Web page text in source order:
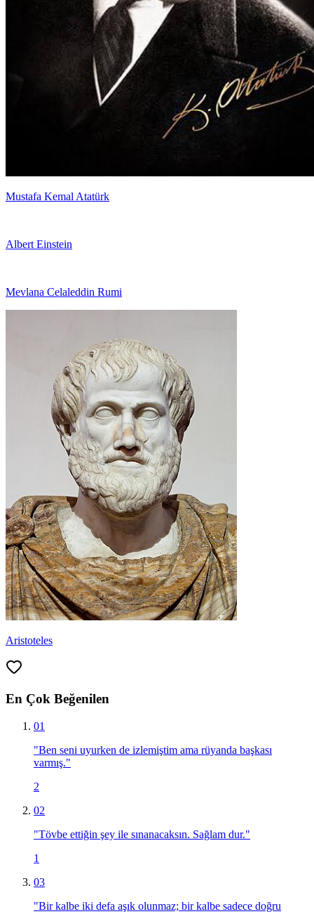
Mustafa Kemal Atatürk
Albert Einstein
Mevlana Celaleddin Rumi
Aristoteles
En Çok Beğenilen
01
"Ben seni uyurken de izlemiştim ama rüyanda başkası
varmış."
2
02
"Tövbe ettiğin şey ile sınanacaksın. Sağlam dur."
1
03
"Bir kalbe iki defa aşık olunmaz; bir kalbe sadece doğru